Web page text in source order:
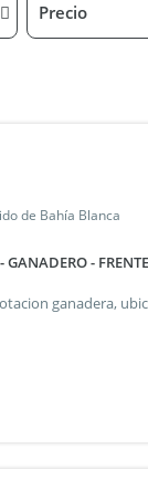
Precio
de Bahía Blanca
-